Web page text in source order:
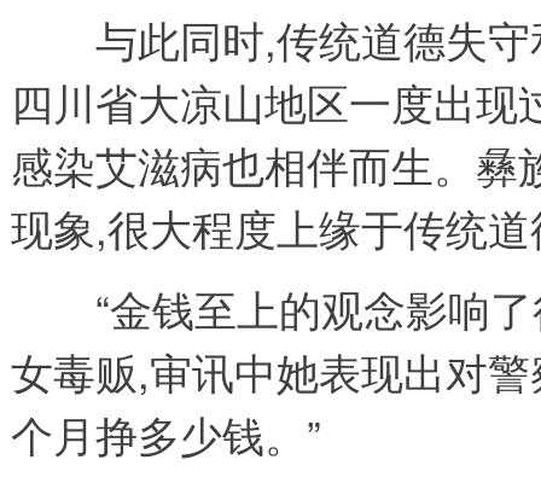
与此同时,传统道德失守
四川省大凉山地区一度出
感染艾滋病也相伴而生。
现象,很大程度上缘于传统
“金钱至上的观念影响了
女毒贩,审讯中她表现出对
个月挣多少钱。”